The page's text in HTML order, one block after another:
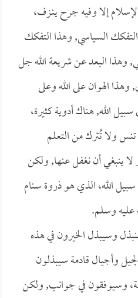
إلا وفيه جرح ينـزف،
السياسي, وهذا التفكك
وهذا البعد عن شريعة الله جل
الهوان على الله وعلى
الله, هناك أدوية كثيرة،
ولا تُترك من التعلم
لا ينبغي أن نغفل عنها, ولكن
سبيل الله، الذي هو ذروة سنام
عليه وسلم.
وسيبذل الخيرون في هذه
وأجيال قادمة سيبذلون
وسيوفقون في جوانب, ولكن